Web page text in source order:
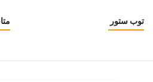
توب ستور